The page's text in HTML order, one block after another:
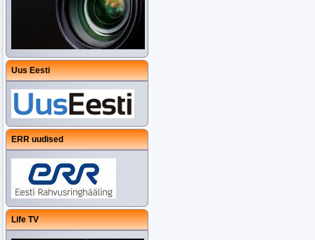
Uus Eesti
ERR uudised
Life TV